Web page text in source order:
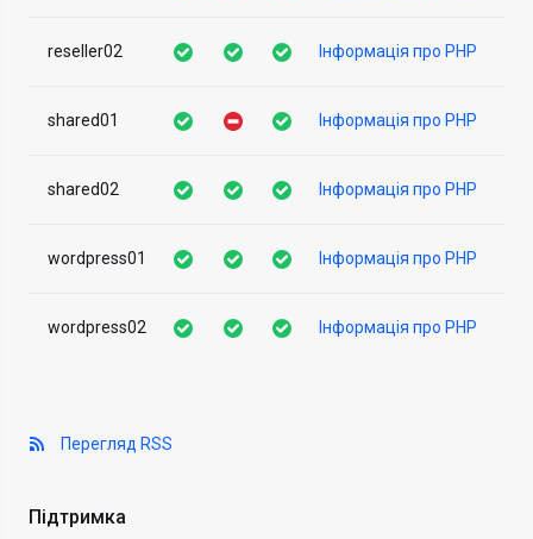
Перегляд RSS
Підтримка
reseller02 Інформація про PHP
shared01 Інформація про PHP
shared02 Інформація про PHP
wordpress01 Інформація про PHP
wordpress02 Інформація про PHP